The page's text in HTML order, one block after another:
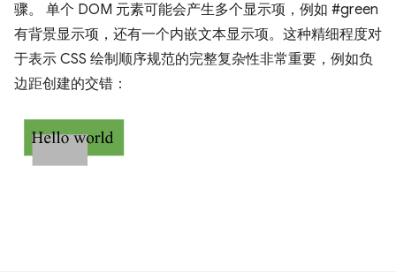
骤。 单个 DOM 元素可能会产生多个显示项，例如 #green
有背景显示项，还有一个内嵌文本显示项。这种精细程度对
于表示 CSS 绘制顺序规范的完整复杂性非常重要，例如负
边距创建的交错：